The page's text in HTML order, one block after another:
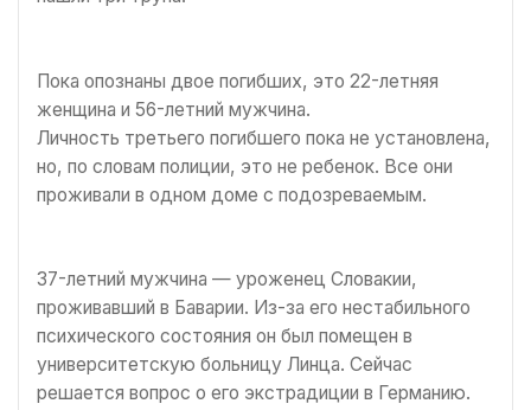
Пока опознаны двое погибших, это 22-летняя
женщина и 56-летний мужчина.
Личность третьего погибшего пока не установлена,
но, по словам полиции, это не ребенок. Все они
проживали в одном доме с подозреваемым.
37-летний мужчина — уроженец Словакии,
проживавший в Баварии. Из-за его нестабильного
психического состояния он был помещен в
университетскую больницу Линца. Сейчас
решается вопрос о его экстрадиции в Германию.